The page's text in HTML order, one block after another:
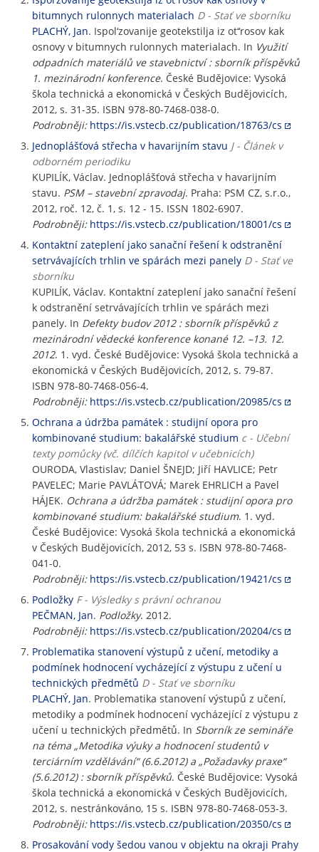
bitumnych rulonnych materialach D - Stať ve sborníku
PLACHÝ, Jan. Ispol‘zovanije geotekstilja iz ot‘‘rosov kak
osnovy v bitumnych rulonnych materialach. In Využití
odpadních materiálů ve stavebnictví : sborník příspěvků
1. mezinárodní konference. České Budějovice: Vysoká
škola technická a ekonomická v Českých Budějovicích,
2012, s. 31-35. ISBN 978-80-7468-038-0.
Podrobněji: https://is.vstecb.cz/publication/18763/cs
Jednoplášťová střecha v havarijním stavu J - Článek v
odborném periodiku
KUPILÍK, Václav. Jednoplášťová střecha v havarijním
stavu. PSM – stavební zpravodaj. Praha: PSM CZ, s.r.o.,
2012, roč. 12, č. 1, s. 12 - 15. ISSN 1802-6907.
Podrobněji: https://is.vstecb.cz/publication/18001/cs
Kontaktní zateplení jako sanační řešení k odstranění
setrvávajících trhlin ve spárách mezi panely D - Stať ve
sborníku
KUPILÍK, Václav. Kontaktní zateplení jako sanační řešení
k odstranění setrvávajících trhlin ve spárách mezi
panely. In Defekty budov 2012 : sborník příspěvků z
mezinárodní vědecké konference konané 12. –13. 12.
2012. 1. vyd. České Budějovice: Vysoká škola technická a
ekonomická v Českých Budějovicích, 2012, s. 79-87.
ISBN 978-80-7468-056-4.
Podrobněji: https://is.vstecb.cz/publication/20985/cs
Ochrana a údržba památek : studijní opora pro
kombinované studium: bakalářské studium c - Učební
texty pomůcky (vč. dílčích kapitol v učebnicích)
OURODA, Vlastislav; Daniel ŠNEJD; Jiří HAVLICE; Petr
PAVELEC; Marie PAVLÁTOVÁ; Marek EHRLICH a Pavel
HÁJEK. Ochrana a údržba památek : studijní opora pro
kombinované studium: bakalářské studium. 1. vyd.
České Budějovice: Vysoká škola technická a ekonomická
v Českých Budějovicích, 2012, 53 s. ISBN 978-80-7468-
041-0.
Podrobněji: https://is.vstecb.cz/publication/19421/cs
Podložky F - Výsledky s právní ochranou
PEČMAN, Jan. Podložky. 2012.
Podrobněji: https://is.vstecb.cz/publication/20204/cs
Problematika stanovení výstupů z učení, metodiky a
podmínek hodnocení vycházející z výstupu z učení u
technických předmětů D - Stať ve sborníku
PLACHÝ, Jan. Problematika stanovení výstupů z učení,
metodiky a podmínek hodnocení vycházející z výstupu z
učení u technických předmětů. In Sborník ze semináře
na téma „Metodika výuky a hodnocení studentů v
terciárním vzdělávání“ (6.6.2012) a „Požadavky praxe“
(5.6.2012) : sborník příspěvků. České Budějovice: Vysoká
škola technická a ekonomická v Českých Budějovicích,
2012, s. nestránkováno, 15 s. ISBN 978-80-7468-053-3.
Podrobněji: https://is.vstecb.cz/publication/20350/cs
Prosakování vody šedou vanou v objektu na okraji Prahy